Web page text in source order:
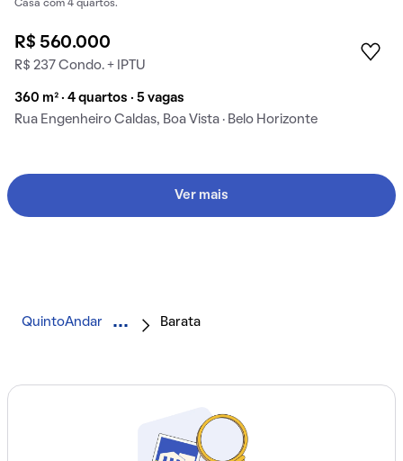
Casa com 4 quartos.
R$ 560.000
R$ 237 Condo. + IPTU
360 m² · 4 quartos · 5 vagas
Rua Engenheiro Caldas, Boa Vista · Belo Horizonte
Ver mais
QuintoAndar Barata